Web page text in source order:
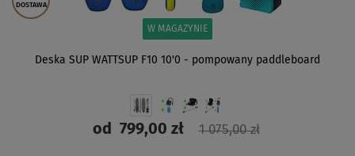
DOSTAWA
W MAGAZYNIE
Deska SUP WATTSUP F10 10'0 - pompowany paddleboard
od799,00 zł 1 075,00 zł